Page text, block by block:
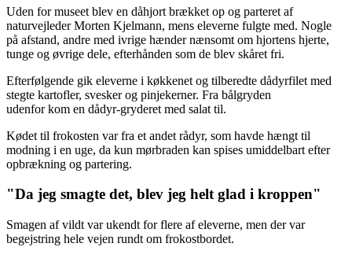
Uden for museet blev en dåhjort brækket op og parteret af
naturvejleder Morten Kjelmann, mens eleverne fulgte med. Nogle
på afstand, andre med ivrige hænder nænsomt om hjortens hjerte,
tunge og øvrige dele, efterhånden som de blev skåret fri.
Efterfølgende gik eleverne i køkkenet og tilberedte dådyrfilet med
stegte kartofler, svesker og pinjekerner. Fra bålgryden
udenfor kom en dådyr-gryderet med salat til.
Kødet til frokosten var fra et andet rådyr, som havde hængt til
modning i en uge, da kun mørbraden kan spises umiddelbart efter
opbrækning og partering.
"Da jeg smagte det, blev jeg helt glad i kroppen"
Smagen af vildt var ukendt for flere af eleverne, men der var
begejstring hele vejen rundt om frokostbordet.